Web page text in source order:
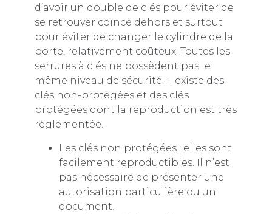
d’avoir un double de clés pour éviter de
se retrouver coincé dehors et surtout
pour éviter de changer le cylindre de la
porte, relativement coûteux. Toutes les
serrures à clés ne possèdent pas le
même niveau de sécurité. Il existe des
clés non-protégées et des clés
protégées dont la reproduction est très
réglementée.
Les clés non protégées : elles sont
facilement reproductibles. Il n’est
pas nécessaire de présenter une
autorisation particulière ou un
document.